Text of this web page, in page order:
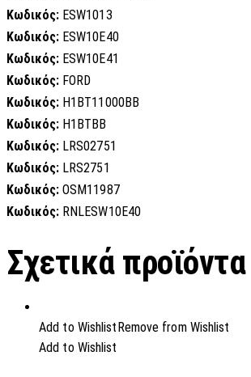
Κωδικός: ESW1013
Κωδικός: ESW10E40
Κωδικός: ESW10E41
Κωδικός: FORD
Κωδικός: H1BT11000BB
Κωδικός: H1BTBB
Κωδικός: LRS02751
Κωδικός: LRS2751
Κωδικός: OSM11987
Κωδικός: RNLESW10E40
Σχετικά προϊόντα
Add to Wishlist Remove from Wishlist
Add to Wishlist